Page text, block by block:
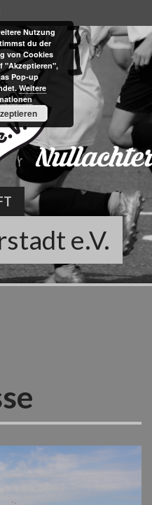
e.V.
Nutzung
du der
von Cookies
"Akzeptieren",
Pop-up
Weitere